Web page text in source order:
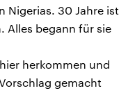
Nigerias. 30 Jahre ist
Alles begann für sie
herkommen und
gemacht